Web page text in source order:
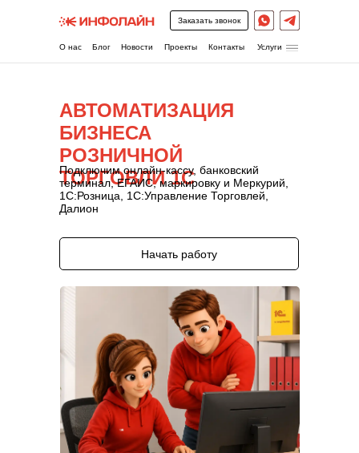
⠀Услуги
О нас Блог Проекты Контакты
Заказать звонок
Новости
АВТОМАТИЗАЦИЯ
БИЗНЕСА
РОЗНИЧНОЙ
ТОРГОВЛИ 1С
Начать работу
Подключим онлайн-кассу, банковский
терминал, ЕГАИС, маркировку и Меркурий,
1С:Розница, 1С:Управление Торговлей,
Далион